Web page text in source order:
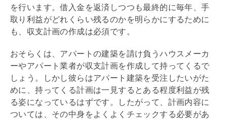
を行います。借入金を返済しつつも最終的に毎年、手
取り利益がどれくらい残るのかを明らかにするために
も、収支計画の作成は必須です。
おそらくは、アパートの建築を請け負うハウスメーカ
ーやアパート業者が収支計画を作成して持ってくるで
しょう。しかし彼らはアパート建築を受注したいがた
めに、持ってくる計画は一見するとある程度利益が残
る姿になっているはずです。したがって、計画内容に
ついては、その中身をよくよくチェックする必要があ